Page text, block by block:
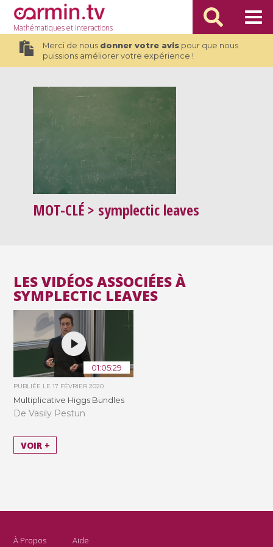
Mathématiqueset Interactions
Merci de nous donner votre avispour que nous
puissions améliorer votre expérience !
MOT-CLÉ > symplectic leaves
LES VIDÉOS ASSOCIÉES À
SYMPLECTIC LEAVES
01:05:29
PUBLIÉE LE17 FÉVRIER 2020
Multiplicative Higgs Bundles
De Vasily Pestun
VOIR +
À Propos Aide